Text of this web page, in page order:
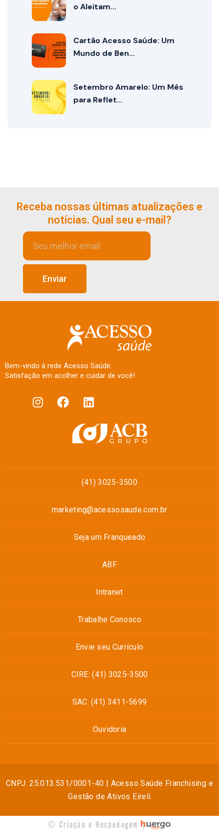
o Aleitam…
Cartão Acesso Saúde: Um
Mundo de Ben…
Setembro Amarelo: Um Mês
para Reflet…
Receba nossas últimas atualizações e
notícias. Qual seu e-mail?
Enviar
Bem-vindo à rede Acesso Saúde.
Satisfação em acolher e cuidar de você!
(41) 3025-3500
marketing@acessosaude.com.br
Seja um Franqueado
ABF
Intranet
Trabalhe Conosco
Envie seu Currículo
CIRE: (41) 3025-3500
SAC: (41) 3411-5699
Ouvidoria
CNPJ: 25.013.531/0001-40 | Acesso Saúde Franchising e
Gestão de Ativos Eireli
© Criação e Hospedagem |